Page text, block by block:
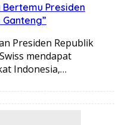
Presiden
Ganteng”
Presiden Republik
mendapat
Indonesia,…